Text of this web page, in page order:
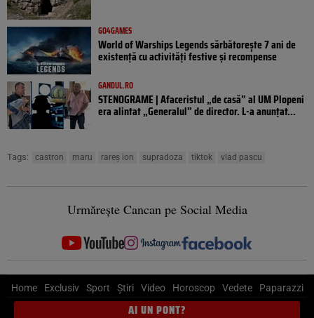
GO4GAMES
World of Warships Legends sărbătorește 7 ani de
existență cu activități festive și recompense
GANDUL.RO
STENOGRAME | Afaceristul „de casă” al UM Plopeni
era alintat „Generalul” de director. L-a anunțat...
Tags: castron maru rareș ion supradoza tiktok vlad pascu
Urmărește Cancan pe Social Media
Home Exclusiv Sport Știri Video Horoscop Vedete Paparazzi
AI UN PONT?